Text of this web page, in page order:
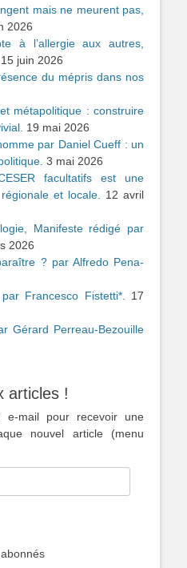
mais ne meurent pas,
2026
à l’allergie aux autres,
15 juin 2026
du mépris dans nos
métapolitique : construire
19 mai 2026
par Daniel Cueff : un
3 mai 2026
facultatifs est une
et locale.
12 avril
Manifeste rédigé par
2026
? par Alfredo Pena-
Francesco Fistetti*.
17
Gérard Perreau-Bezouille
articles !
e-mail pour recevoir une
nouvel article (menu